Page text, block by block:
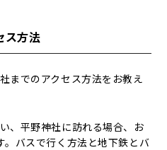
ス方法
までのアクセス方法をお教え
、平野神社に訪れる場合、お
バスで行く方法と地下鉄とバ